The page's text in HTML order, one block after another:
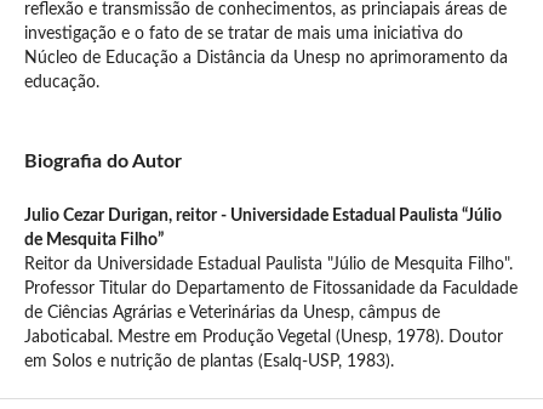
reflexão e transmissão de conhecimentos, as princiapais áreas de
investigação e o fato de se tratar de mais uma iniciativa do
Núcleo de Educação a Distância da Unesp no aprimoramento da
educação.
Biografia do Autor
Julio Cezar Durigan, reitor - Universidade Estadual Paulista “Júlio
de Mesquita Filho”
Reitor da Universidade Estadual Paulista "Júlio de Mesquita Filho".
Professor Titular do Departamento de Fitossanidade da Faculdade
de Ciências Agrárias e Veterinárias da Unesp, câmpus de
Jaboticabal. Mestre em Produção Vegetal (Unesp, 1978). Doutor
em Solos e nutrição de plantas (Esalq-USP, 1983).